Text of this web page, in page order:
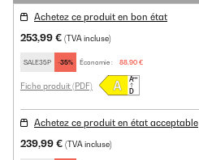
Achetez ce produit en bon état
253,99 € (TVA incluse)
SALE35P -35% Économie : 88,90 €
Fiche produit (PDF)
Achetez ce produit en état acceptable
239,99 € (TVA incluse)